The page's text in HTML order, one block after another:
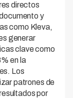
directos
y
como Kleva,
generar
clave como
en la
Los
patrones de
por